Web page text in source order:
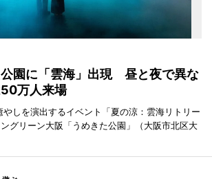
園に「雲海」出現 昼と夜で異な
万人来場
やしを演出するイベント「夏の涼：雲海リトリー
グリーン大阪「うめきた公園」（大阪市北区大